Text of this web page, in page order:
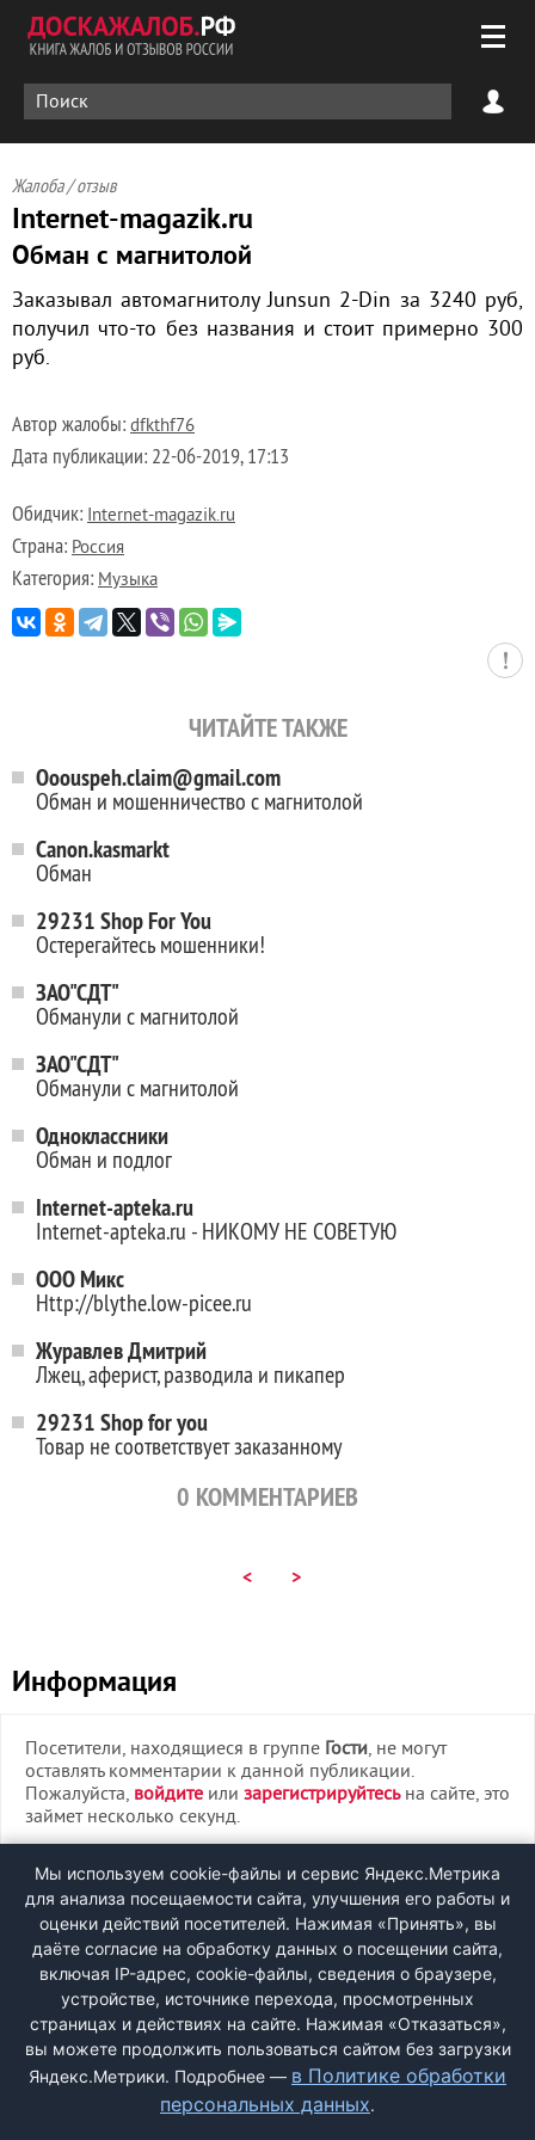
Жалоба / отзыв
Internet-magazik.ru
Обман с магнитолой
Заказывал автомагнитолу Junsun 2-Din за 3240 руб,
получил что-то без названия и стоит примерно 300
руб.
Автор жалобы: dfkthf76
Дата публикации: 22-06-2019, 17:13
Обидчик: Internet-magazik.ru
Страна: Россия
Категория: Музыка
ЧИТАЙТЕ ТАКЖЕ
Ooouspeh.claim@gmail.com
Обман и мошенничество с магнитолой
Canon.kasmarkt
Обман
29231 Shop For You
Остерегайтесь мошенники!
ЗАО"СДТ"
Обманули с магнитолой
ЗАО"СДТ"
Обманули с магнитолой
Одноклассники
Обман и подлог
Internet-apteka.ru
Internet-apteka.ru - НИКОМУ НЕ СОВЕТУЮ
ООО Микс
Http://blythe.low-picee.ru
Журавлев Дмитрий
Лжец, аферист, разводила и пикапер
29231 Shop for you
Товар не соответствует заказанному
0 КОММЕНТАРИЕВ
< >
Информация
Посетители, находящиеся в группе Гости, не могут
оставлять комментарии к данной публикации.
Пожалуйста, войдите или зарегистрируйтесьна сайте, это
займет несколько секунд.
ВХОД
РЕГИСТРАЦИЯ
Быстрая регистрациячерез соцсети:
Мы используем cookie-файлы и сервис Яндекс.Метрика
для анализа посещаемости сайта, улучшения его работы и
оценки действий посетителей. Нажимая «Принять», вы
даёте согласие на обработку данных о посещении сайта,
включая IP-адрес, cookie-файлы, сведения о браузере,
устройстве, источнике перехода, просмотренных
страницах и действиях на сайте. Нажимая «Отказаться»,
вы можете продолжить пользоваться сайтом без загрузки
Яндекс.Метрики. Подробнее — в Политике обработки
персональных данных.